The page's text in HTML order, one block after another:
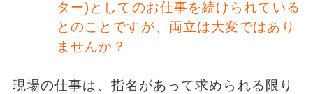
ター)としてのお仕事を続けられている
とのことですが、両立は大変ではあり
ませんか？
現場の仕事は、指名があって求められる限り